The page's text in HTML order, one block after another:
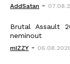
AddSatan -
Brutal Assault
neminout
mIZZY -